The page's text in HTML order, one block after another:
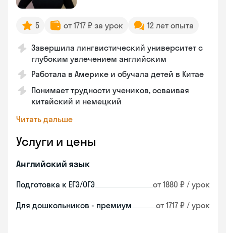
5 от 1717 ₽ за урок 12 лет опыта
Завершила лингвистический университет с
глубоким увлечением английским
Работала в Америке и обучала детей в Китае
Понимает трудности учеников, осваивая
китайский и немецкий
Читать дальше
Услуги и цены
Английский язык
Подготовка к ЕГЭ/ОГЭ от 1880 ₽ / урок
Для дошкольников - премиум от 1717 ₽ / урок